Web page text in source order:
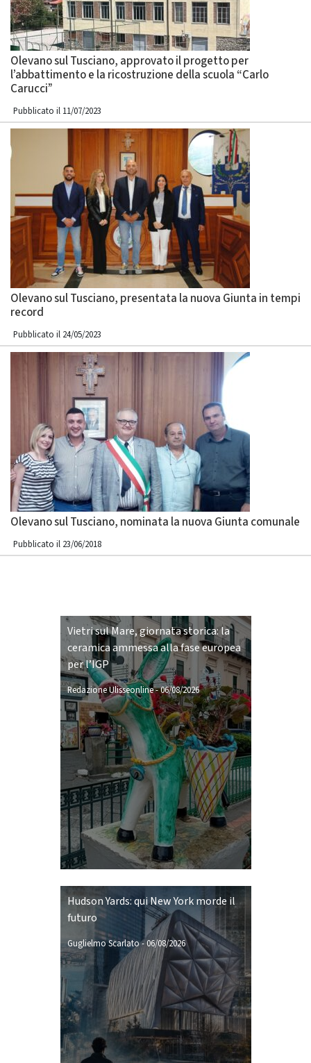
Olevano sul Tusciano, approvato il progetto per
l’abbattimento e la ricostruzione della scuola “Carlo
Carucci”
Pubblicato il 11/07/2023
Olevano sul Tusciano, presentata la nuova Giunta in tempi
record
Pubblicato il 24/05/2023
Olevano sul Tusciano, nominata la nuova Giunta comunale
Pubblicato il 23/06/2018
Vietri sul Mare, giornata storica: la
ceramica ammessa alla fase europea
per l’IGP
Redazione Ulisseonline-06/08/2026
Hudson Yards: qui New York morde il
futuro
Guglielmo Scarlato-06/08/2026